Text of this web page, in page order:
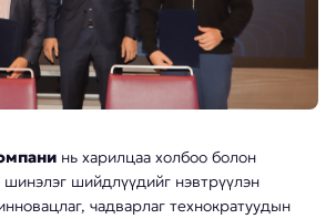
нь харилцаа холбоо болон
шийдлүүдийг нэвтрүүлэн
чадварлаг технократуудын